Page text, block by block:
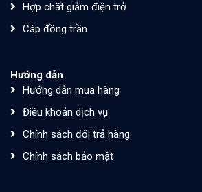
Hợp chất giảm điện trở
Cáp đồng trần
Hướng dẫn
Hướng dẫn mua hàng
Điều khoản dịch vụ
Chính sách đổi trả hàng
Chính sách bảo mật